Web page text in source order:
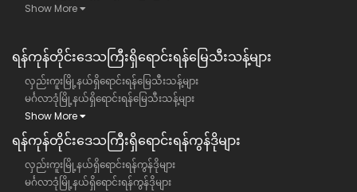
Show More
ရန်ကုန်တိုင်းဒေသကြီး​ရှိရောင်းရန်မြေသီးသန့်များ
လှည်းကူးမြို့နယ်ရှိရောင်းရန်မြေသီးသန့်များ
မင်္ဂလာဒုံမြို့နယ်ရှိရောင်းရန်မြေသီးသန့်များ
Show More
ရန်ကုန်တိုင်းဒေသကြီး​ရှိရောင်းရန်ကွန်ဒိုများ
လှည်းကူးမြို့နယ်ရှိရောင်းရန်ကွန်ဒိုများ
မင်္ဂလာဒုံမြို့နယ်ရှိရောင်းရန်ကွန်ဒိုများ